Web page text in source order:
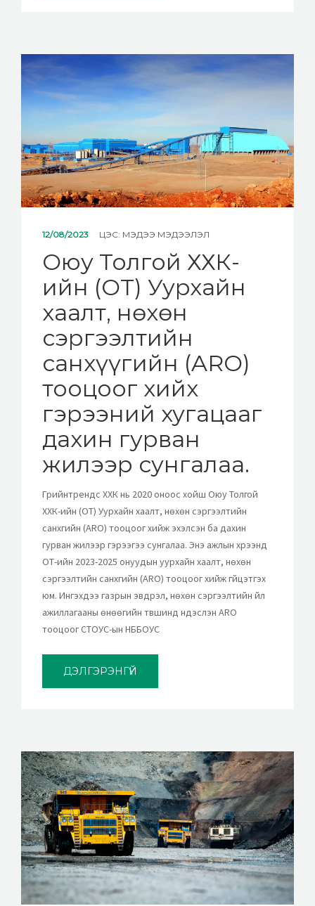
12/08/2023 ЦЭС: МЭДЭЭ МЭДЭЭЛЭЛ
Оюу Толгой ХХК-
ийн (OT) Уурхайн
хаалт, нөхөн
сэргээлтийн
санхүүгийн (ARO)
тооцоог хийх
гэрээний хугацааг
дахин гурван
жилээр сунгалаа.
Грийнтрендс ХХК нь 2020 оноос хойш Оюу Толгой
ХХК-ийн (OT) Уурхайн хаалт, нөхөн сэргээлтийн
санхүүгийн (ARO) тооцоог хийж эхэлсэн ба дахин
гурван жилээр гэрээгээ сунгалаа. Энэ ажлын хүрээнд
ОТ-ийн 2023-2025 онуудын уурхайн хаалт, нөхөн
сэргээлтийн санхүүгийн (ARO) тооцоог хийж гүйцэтгэх
юм. Ингэхдээ газрын эвдрэл, нөхөн сэргээлтийн үйл
ажиллагааны өнөөгийн түвшинд үндэслэн ARO
тооцоог СТОУС-ын НББОУС
ДЭЛГЭРЭНГҮЙ